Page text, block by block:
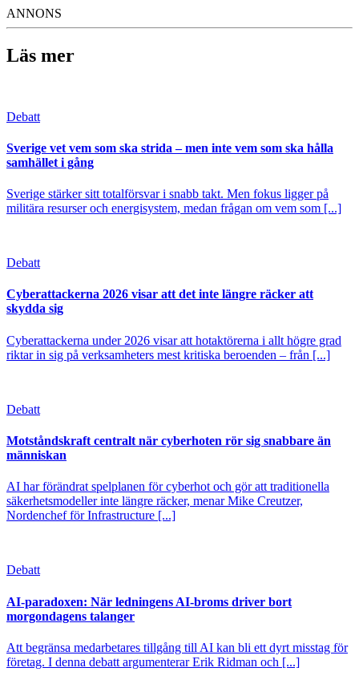
ANNONS
Läs mer
Debatt
Sverige vet vem som ska strida – men inte vem som ska hålla
samhället i gång
Sverige stärker sitt totalförsvar i snabb takt. Men fokus ligger på
militära resurser och energisystem, medan frågan om vem som [...]
Debatt
Cyberattackerna 2026 visar att det inte längre räcker att
skydda sig
Cyberattackerna under 2026 visar att hotaktörerna i allt högre grad
riktar in sig på verksamheters mest kritiska beroenden – från [...]
Debatt
Motståndskraft centralt när cyberhoten rör sig snabbare än
människan
AI har förändrat spelplanen för cyberhot och gör att traditionella
säkerhetsmodeller inte längre räcker, menar Mike Creutzer,
Nordenchef för Infrastructure [...]
Debatt
AI-paradoxen: När ledningens AI-broms driver bort
morgondagens talanger
Att begränsa medarbetares tillgång till AI kan bli ett dyrt misstag för
företag. I denna debatt argumenterar Erik Ridman och [...]